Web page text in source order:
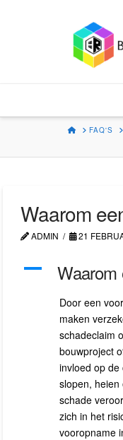
HOMEFAQ'S
Waarom
ADMIN 21
A Waarom
Door een
maken
schadeclaim
bouwproject
invloed op
slopen,
schade
zich in het
vooropname